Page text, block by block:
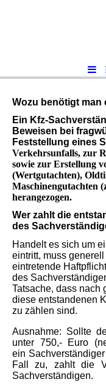
Wozu benötigt man
Ein Kfz-
Beweisen bei
Feststellung eines
Verkehrsunfalls, zur
sowie zur Erstellung
(Wertgutachten),
Maschinengutachten
herangezogen.
Wer zahlt die
des
Handelt es sich um
eintritt, muss
eintretende
des
Tatsache, dass nach
diese entstandenen
zu zählen sind.
Ausnahme: Sollte
unter 750,- Euro
ein
Fall zu, zahlt die
Sachverständigen.